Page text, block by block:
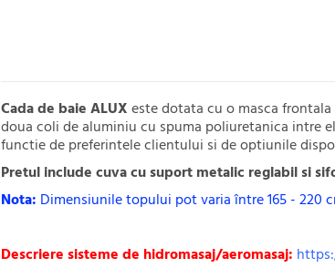
Cada de baie ALUXeste dotata cu o masca
doua coli de aluminiu cu spuma poliuretanica intre
functie de preferintele clientului si de optiunile
Pretul include cuva cu suport metalic reglabil si
Nota: Dimensiunile topului pot varia între 165 - 220
Descriere sisteme de hidromasaj/aeromasaj: